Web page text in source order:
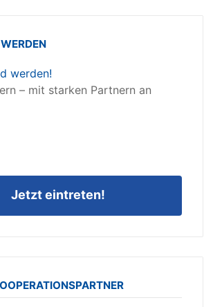
werden!
– mit starken Partnern an
Jetzt eintreten!